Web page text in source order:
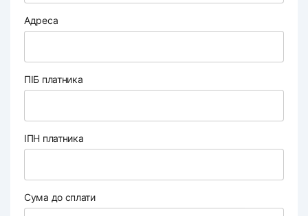
Адреса
ПІБ платника
ІПН платника
Сума до сплати